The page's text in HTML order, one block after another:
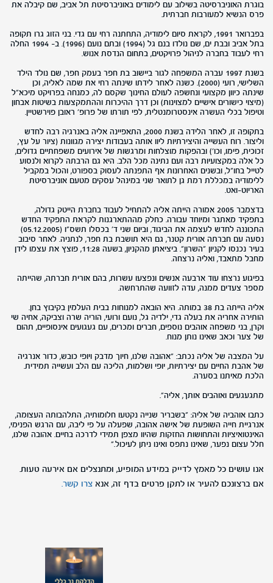
בוגרת האוניברסיטה בשילוב עם לימודים באוניברסיטת תל אביב, שם קיבלה את
פרס הנשיא למעורבות חברתית.
בפברואר 1991, לקראת סיום לימודיה, התחתנה רחי עם גדי. בני הזוג גרו תקופה
בתל אביב ובבת ים, שם נולדו בנם גל (1994) ובתם נועם (1996). ב- 1994 החלה
רחי לעבוד בחברה לניהול פרויקטים, בתחום הנדסת אנוש.
בשנת 1997 עברה המשפחה לגור ביישוב בת חפר בעמק חפר, שם נולד הילד
השלישי, רועי (2000). כשנה לאחר לידתו שינתה רחי את שמה לאליה, וכן
שינתה כיוון מקצועי ונחשפה לעולם החינוך שקסם לה, כמנחה בפרויקט מיכא"ל
(מיצוי כישורים אישיים למצוינות) וכן דרך ההיכרות וההתמקצעות בשיטות אבחון
וטיפול בכלי העשרה אינסטרומנטלית, לפי תורתו של פרופ' ראובן פוירשטיין.
בתקופה זו, לאחר הלידה בשנת 2000, התאפיינה אליה באנרגיה רבה לחדש
וליצור. רוח העשייה והיצירתיות ליוו אותה בעבודות יצירה מגוונות (ציור על עץ,
זכוכית, פימו, וכו') ובהפקות מוצלחות ומרגשות של אירועים משפחתיים גדולים,
כל אלה במקצועיות רבה ועם נתינה מכל הלב. היא גם הרבתה לקרוא ולנסוע
לטייל בחו"ל, ובשנים האחרונות אף התפנתה לעסוק בספורט, והכול במקביל
ללימודיה במכללת רמת גן לתואר שני במינהל עסקים מטעם אוניברסיטת
האריוט-ואט.
בדצמבר 2005 אמורה הייתה אליה להתחיל לעבוד בחברת הייטק גדולה,
בתפקיד מאתגר ומיוחד עבורה. כחלק מההתארגנות לקראת התפקיד החדש
התכוננה לחדש לעצמה את הביגוד, וביום שני ד' בכסלו תשס"ו (05.12.2005)
נסעה עם חברתה אורית קטנר, גם היא תושבת בת חפר, לנתניה. לאחר סיבוב
בעיר נכנסו לקניון "השרון". ביציאתן מהקניון, בשעה 11:28, פוצץ את עצמו לידן
מחבל מתאבד, ואליה נרצחה.
בפיגוע נרצחו עוד ארבעה אנשים ונפצעו עשרות, בהם אורית חברתה, שהייתה
מספר צעדים ממנה, עדה לזוועה שהתרחשה.
אליה הייתה בת 38 במותה. היא הובאה למנוחות בבית העלמין בקיבוץ בחן.
הותירה אחריה את בעלה גדי, ילדיה גל, נועם ורועי, הוריה שרה וצביקה, אחיה שי
וקרן, בני משפחה אוהבים נוספים, חברים ומכרים, עם געגועים אינסופיים, תהום
של צער וכאב שאינו נותן מנוח.
על המצבה של אליה נכתב: "אהובה שלנו, חיוך מדבק ויופי כובש, כדור אנרגיה
של אהבת החיים עם יצירתיות, יופי ושלמות, הליכה עם הלב ועשייה תמידית.
הלכת מאיתנו בסערה.
מתגעגעים ואוהבים אותך, אליה".
כתבו אוהביה של אליה: "בשבריר שנייה נקטעו חלומותיה, התלהבותה העצומה,
אנרגיית חייה השופעת של אישה אהובה, שפעלה על פי ליבה, עם הרגש הפנימי,
האינטואיציות והתחושות החזקות שהיוו מצפן תמידי לדרכה בחיים. אהובה שלנו,
חלל עצום נפער, שאינו נתפס ואינו ניתן לעיכול."
אנו עושים כל מאמץ לדייק במידע המופיע, ומתנצלים אם אירעה טעות.
אם ברצונכם להעיר או לתקן פרטים בדף זה, אנא צרו קשר.